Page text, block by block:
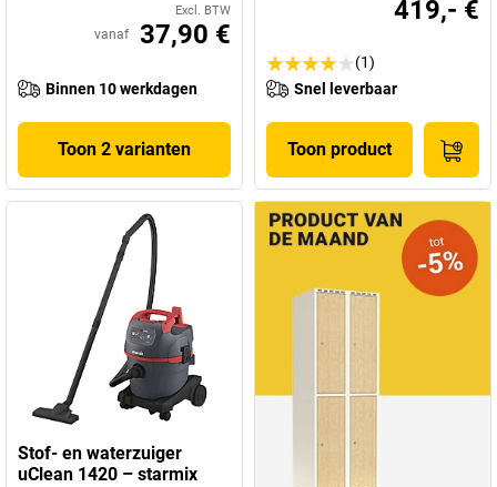
Excl. BTW
vanaf 37,90 €
Binnen 10 werkdagen
Toon 2 varianten
419,- €
(1)
Snel leverbaar
Toon product
Stof- en waterzuiger
uClean 1420 – starmix